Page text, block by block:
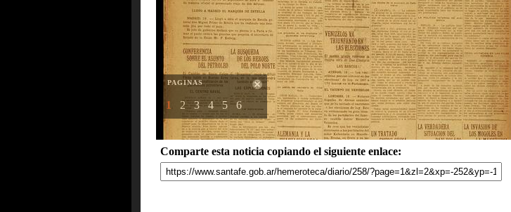
PAGINAS
1 2 3 4 5 6
Comparte esta noticia copiando el siguiente enlace: